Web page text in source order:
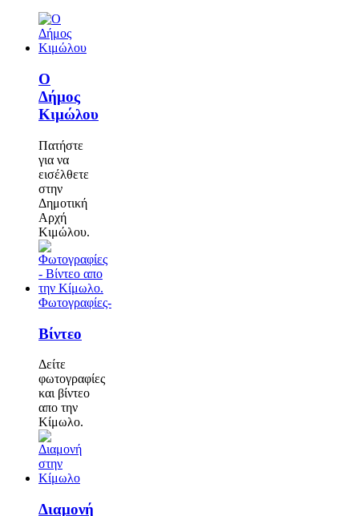
Ο
Δήμος
Κιμώλου
Πατήστε
για να
εισέλθετε
στην
Δημοτική
Αρχή
Κιμώλου.
Φωτογραφίες-
Βίντεο
Δείτε
φωτογραφίες
και βίντεο
απο την
Κίμωλο.
Διαμονή